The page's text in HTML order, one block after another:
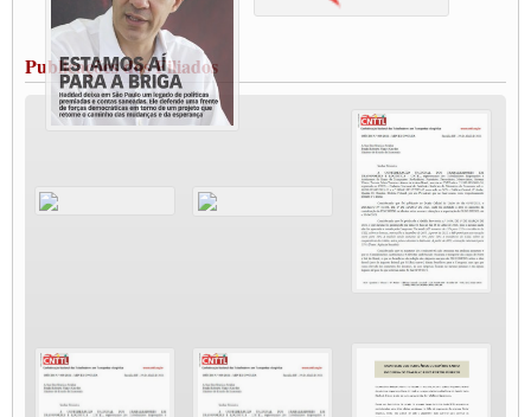
Trabalhadora em Tempos de Pandemia
MODAL-LIVE#12 POLÍTICAS PÚBLICAS DE TRANSPORTE PARA A
CLASSE TRABALHADORA E ELEIÇÕES NA PANDEMIA
MODAL-LIVE#11 POLÍTICAS PÚBLICAS DE TRANSPORTE
JUVENTUDE DO TRANSPORTE: POR QUE DEVEMOS NOS ORGANIZAR?
Fabio Primo testa positivo para Coronavírus, mas está bem de saúde
Modal-Live#9 Quais são os direitos dos trabalhador@s que contraem a Covid-19 na
Participe da Campanha Fora Bolsonaro
CNTTL e FECOOTAC apoiam Campanha de testes de COVID-19 para
MODAL-LIVE#8 - Lideranças sindicais da CNTTL, CGTB e dos caminhoneiros
O PAPEL DA ITF E FUTAC NAS LUTAS, EMPREGO, DIREITOS EM
ESCALA GLOBAL E DA DEFESA DA VIDA
Modal-Live #6: Com participação especial do professor da Unisinos e Doutor em
Publicações dos Filiados